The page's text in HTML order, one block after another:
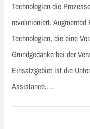
Technologien die
revolutioniert.
Technologien, die eine
Grundgedanke bei der
Einsatzgebiet ist die
Assistance,…